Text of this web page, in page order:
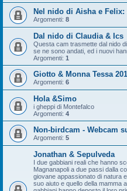
Nel nido di Aisha e Felix:
Argomenti: 8
Dal nido di Claudia & Ics
Questa cam trasmette dal nido
se ne sono andati, ed i nuovi
Argomenti: 1
Giotto & Monna Tessa
Argomenti: 6
Hola &Simo
i gheppi di Montefalco
Argomenti: 4
Non-birdcam - Webcam
Argomenti: 5
Jonathan & Sepulveda
I due gabbiani reali che hanno
Magnanapoli a due passi dalla
giovane appassionato di natura
suo aiuto e quello della mamma